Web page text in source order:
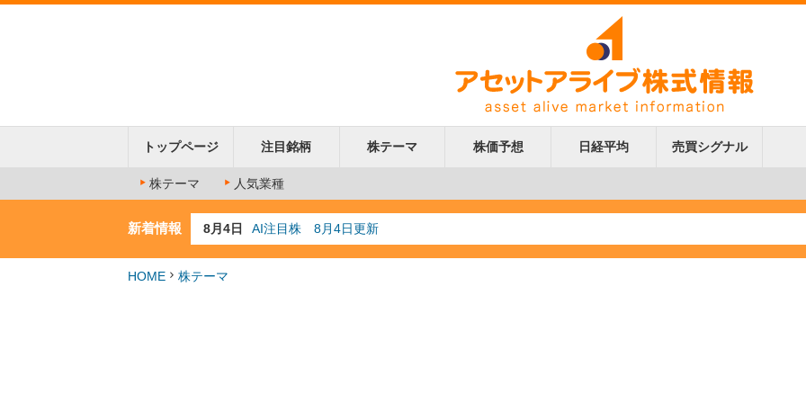
トップページ 注目銘柄 株テーマ 株価予想 日経平均 売買シグナル
株テーマ 人気業種
新着情報 8月4日
AI注目株 8月4日更新
8月3日
人気業種注目株 8月3日更新
7月29日
HOME 株テーマ